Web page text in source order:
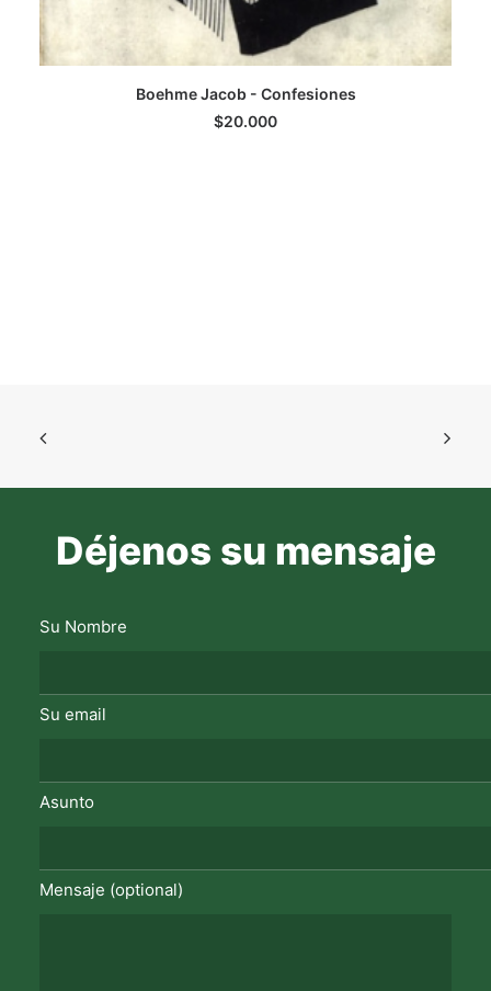
AGREGAR AL CARRITO
Boehme Jacob - Confesiones
$20.000
Déjenos su mensaje
Su Nombre
Su email
Asunto
Mensaje (optional)